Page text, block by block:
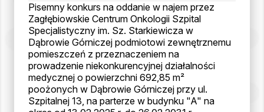
Pisemny konkurs na oddanie w najem przez
Zagłębiowskie Centrum Onkologii Szpital
Specjalistyczny im. Sz. Starkiewicza w
Dąbrowie Górniczej podmiotowi zewnętrznemu
pomieszczeń z przeznaczeniem na
prowadzenie niekonkurencyjnej działalności
medycznej o powierzchni 692,85 m²
poożonych w Dąbrowie Górniczej przy ul.
Szpitalnej 13, na parterze w budynku "A" na